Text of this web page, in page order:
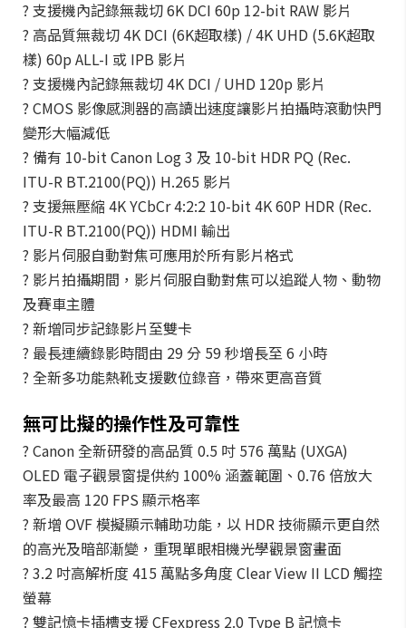
? 支援機內記錄無裁切 6K DCI 60p 12-bit RAW 影片
? 高品質無裁切 4K DCI (6K超取樣) / 4K UHD (5.6K超取
樣) 60p ALL-I 或 IPB 影片
? 支援機內記錄無裁切 4K DCI / UHD 120p 影片
? CMOS 影像感測器的高讀出速度讓影片拍攝時滾動快門
變形大幅減低
? 備有 10-bit Canon Log 3 及 10-bit HDR PQ (Rec.
ITU-R BT.2100(PQ)) H.265 影片
? 支援無壓縮 4K YCbCr 4:2:2 10-bit 4K 60P HDR (Rec.
ITU-R BT.2100(PQ)) HDMI 輸出
? 影片伺服自動對焦可應用於所有影片格式
? 影片拍攝期間，影片伺服自動對焦可以追蹤人物、動物
及賽車主體
? 新增同步記錄影片至雙卡
? 最長連續錄影時間由 29 分 59 秒增長至 6 小時
? 全新多功能熱靴支援數位錄音，帶來更高音質
無可比擬的操作性及可靠性
? Canon 全新研發的高品質 0.5 吋 576 萬點 (UXGA)
OLED 電子觀景窗提供約 100% 涵蓋範圍、0.76 倍放大
率及最高 120 FPS 顯示格率
? 新增 OVF 模擬顯示輔助功能，以 HDR 技術顯示更自然
的高光及暗部漸變，重現單眼相機光學觀景窗畫面
? 3.2 吋高解析度 415 萬點多角度 Clear View II LCD 觸控
螢幕
? 雙記憶卡插槽支援 CFexpress 2.0 Type B 記憶卡